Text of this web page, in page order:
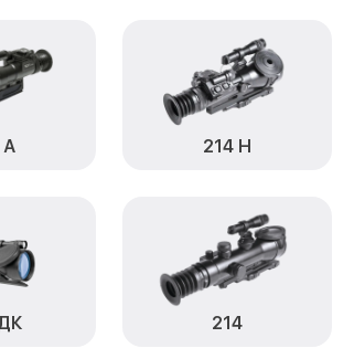
406 С Infratech
С Infratech
406 С Infratech
С Infratech
406 С Infratech
А 214 Н
214